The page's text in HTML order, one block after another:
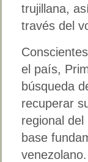
trujillana,
través del
el país,
búsqueda
recuperar
regional
base
venezolano.